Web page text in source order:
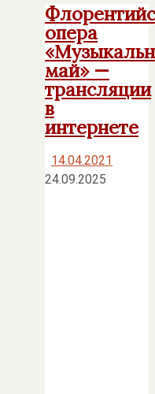
опера
май» —
трансляции
в
интернете
14.04.2021
24.09.2025